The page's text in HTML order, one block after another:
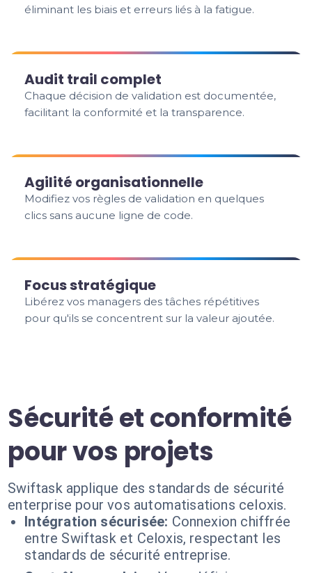
éliminant les biais et erreurs liés à la fatigue.
Audit trail complet
Chaque décision de validation est documentée,
facilitant la conformité et la transparence.
Agilité organisationnelle
Modifiez vos règles de validation en quelques
clics sans aucune ligne de code.
Focus stratégique
Libérez vos managers des tâches répétitives
pour qu'ils se concentrent sur la valeur ajoutée.
Sécurité et conformité
pour vos projets
Swiftask applique des standards de sécurité
enterprise pour vos automatisations celoxis.
Intégration sécurisée: Connexion chiffrée
entre Swiftask et Celoxis, respectant les
standards de sécurité entreprise.